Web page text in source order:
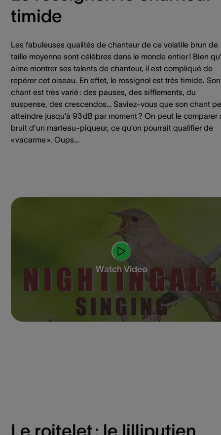
timide
Les fabuleuses qualités de chanteur de ce volatile brun de
taille moyenne sont célèbres dans le monde entier ! Bien
aime montrer ses talents de chanteur, il est compliqué de
repérer cet oiseau. En effet, le rossignol est très timide. Son
chant est très varié : des pauses, des sifflements, du
suspense, des crescendos… Saviez-vous que son chant
atteindre jusqu’à 93 dB par moment ? On peut le comparer
bruit d’un marteau-piqueur, ce qu’on pourrait qualifier de
« vacarme ». Oups…
Watch Video
Le roitelet : le lilliputien